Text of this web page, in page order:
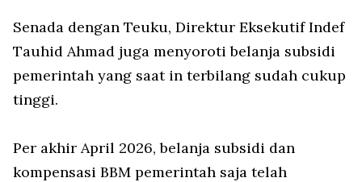
Senada dengan Teuku, Direktur Eksekutif Indef
Tauhid Ahmad juga menyoroti belanja subsidi
pemerintah yang saat in terbilang sudah cukup
tinggi.
Per akhir April 2026, belanja subsidi dan
kompensasi BBM pemerintah saja telah